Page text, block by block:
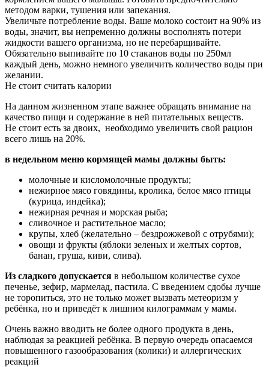
методом варки, тушения или запекания.
Увеличьте потребление воды. Ваше молоко состоит на 90% из
воды, значит, вы непременно должны восполнять потери
жидкости вашего организма, но не перебарщивайте.
Обязательно выпивайте по 10 стаканов воды по 250мл
каждый день, можно немного увеличить количество воды при
желании.
Не стоит считать калории
На данном жизненном этапе важнее обращать внимание на
качество пищи и содержание в ней питательных веществ.
Не стоит есть за двоих, необходимо увеличить свой рацион
всего лишь на 20%.
в недельном меню кормящей мамы должны быть:
молочные и кисломолочные продукты;
нежирное мясо говядины, кролика, белое мясо птицы
(курица, индейка);
нежирная речная и морская рыба;
сливочное и растительное масло;
крупы, хлеб (желательно – бездрожжевой с отрубями);
овощи и фрукты (яблоки зеленых и желтых сортов,
банан, груша, киви, слива).
Из сладкого допускается в небольшом количестве сухое
печенье, зефир, мармелад, пастила. С введением сдобы лучше
не торопиться, это не только может вызвать метеоризм у
ребёнка, но и приведёт к лишним килограммам у мамы.
Очень важно вводить не более одного продукта в день,
наблюдая за реакцией ребёнка. В первую очередь опасаемся
повышенного газообразования (колики) и аллергических
реакций